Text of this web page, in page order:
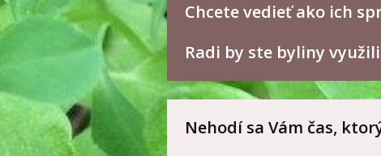
Chcete vedieť ako ich
Radi by ste byliny
Nehodí sa Vám čas,